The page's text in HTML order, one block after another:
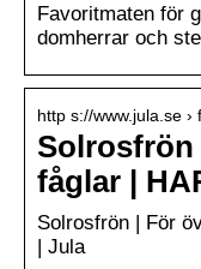
Favoritmaten för
domherrar och
http s://www.jula.se
Solrosfrön
fåglar |
Solrosfrön | För
| Jula